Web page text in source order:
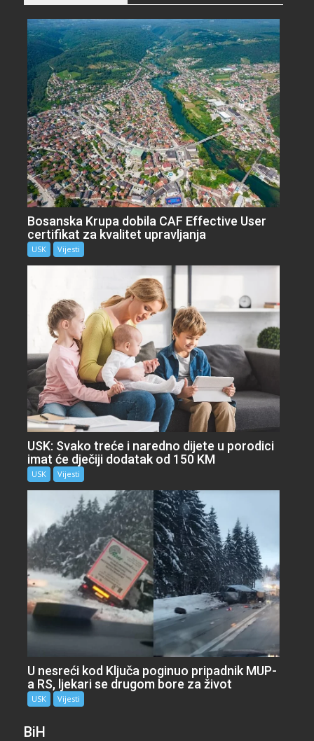
Bosanska Krupa dobila CAF Effective User
certifikat za kvalitet upravljanja
USK Vijesti
USK: Svako treće i naredno dijete u porodici
imat će dječiji dodatak od 150 KM
USK Vijesti
U nesreći kod Ključa poginuo pripadnik MUP-
a RS, ljekari se drugom bore za život
USK Vijesti
BiH